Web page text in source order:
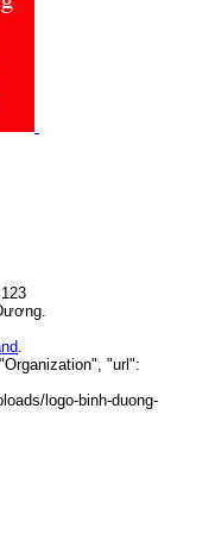
.
"url":
logo-binh-duong-